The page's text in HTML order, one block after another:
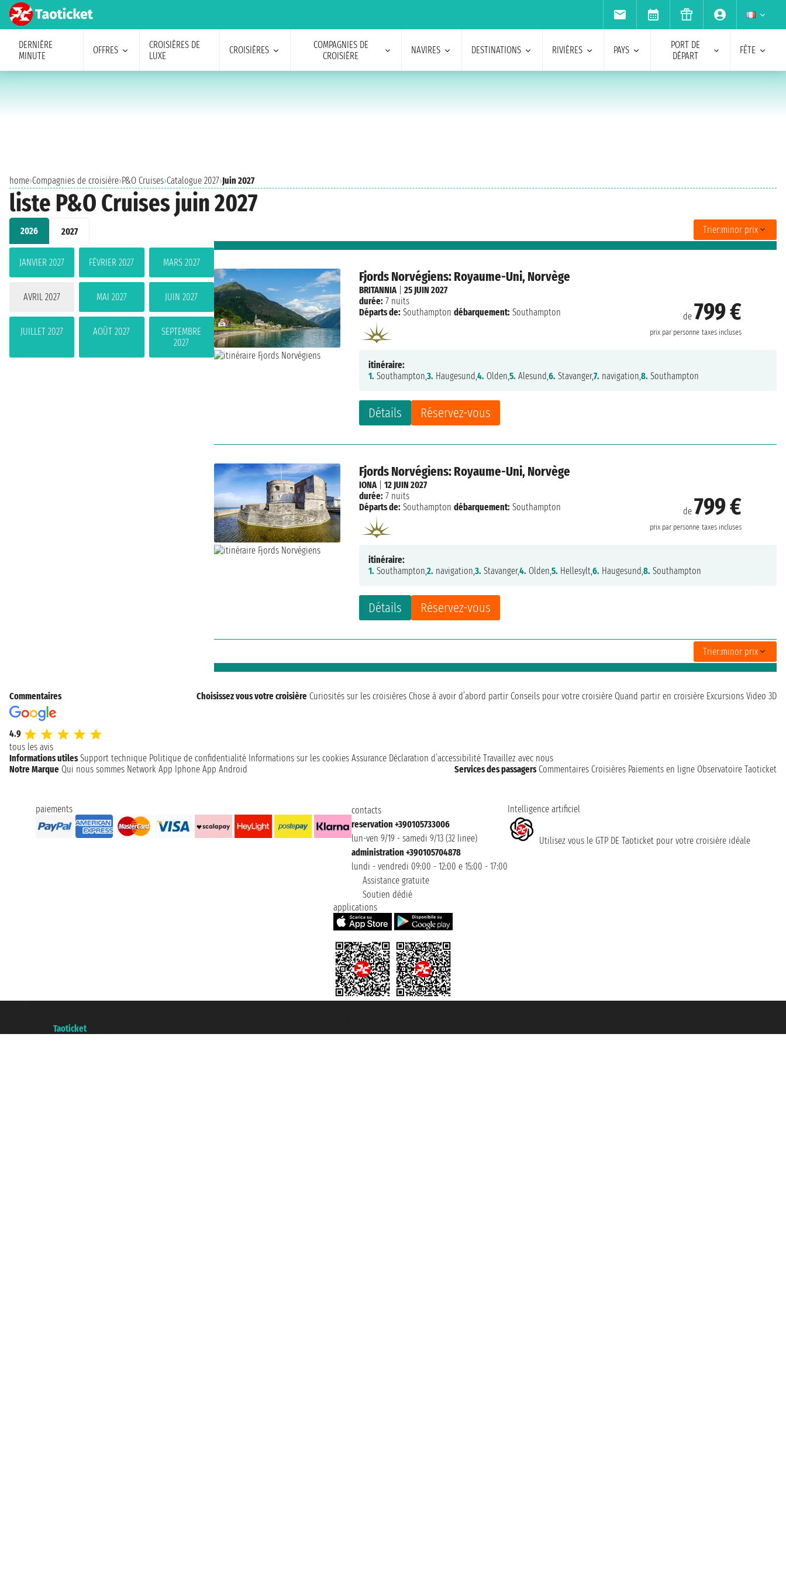
DERNIÈRE
MINUTE
OFFRES
CROISIÈRES DE
LUXE
CROISIÈRES
COMPAGNIES DE
CROISIÈRE
NAVIRES DESTINATIONS RIVIÈRES PAYS
PORT DE
DÉPART
FÊTE
home›Compagnies de croisière›P&O Cruises›Catalogue 2027›Juin 2027
liste P&O Cruises juin 2027
2026 2027
JANVIER 2027 FÉVRIER 2027 MARS 2027
AVRIL 2027 MAI 2027 JUIN 2027
JUILLET 2027 AOÛT 2027
SEPTEMBRE
2027
Trier:minor prix
Fjords Norvégiens: Royaume-Uni, Norvège
de 799 €
prix par personne taxes incluses
Détails Réservez-vous
BRITANNIA|25 JUIN 2027
durée: 7 nuits
Départs de: Southampton débarquement: Southampton
itinéraire:
1. Southampton,3. Haugesund,4. Olden,5. Alesund,6. Stavanger,7. navigation,8. Southampton
Fjords Norvégiens: Royaume-Uni, Norvège
de 799 €
prix par personne taxes incluses
Détails Réservez-vous
IONA|12 JUIN 2027
durée: 7 nuits
Départs de: Southampton débarquement: Southampton
itinéraire:
1. Southampton,2. navigation,3. Stavanger,4. Olden,5. Hellesylt,6. Haugesund,8. Southampton
Trier:minor prix
Commentaires
4.9
tous les avis
Choisissez vous votre croisière Curiosités sur les croisières Chose à avoir d’abord partir Conseils pour votre croisière Quand partir en croisière Excursions Video 3D
Informations utiles Support technique Politique de confidentialité Informations sur les cookies Assurance Déclaration d’accessibilité Travaillez avec nous
Notre Marque Qui nous sommes Network App Iphone App Android Services des passagers Commentaires Croisières Paiements en ligne Observatoire Taoticket
paiements
contacts
reservation +390105733006
lun-ven 9/19 - samedi 9/13 (32 linee)
administration +390105704878
lundi - vendredi 09:00 - 12:00 e 15:00 - 17:00
Assistance gratuite
Soutien dédié
Intelligence artificiel
Utilisez vous le GTP DE Taoticket pour votre croisière idéale
applications
Taoticket